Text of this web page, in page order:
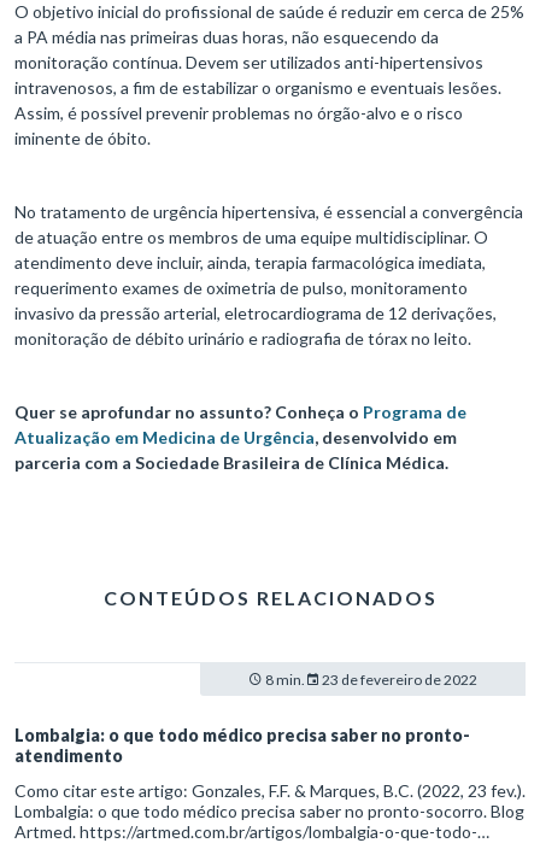
O objetivo inicial do profissional de saúde é reduzir em cerca de 25%
a PA média nas primeiras duas horas, não esquecendo da
monitoração contínua. Devem ser utilizados anti-hipertensivos
intravenosos, a fim de estabilizar o organismo e eventuais lesões.
Assim, é possível prevenir problemas no órgão-alvo e o risco
iminente de óbito.
No tratamento de urgência hipertensiva, é essencial a convergência
de atuação entre os membros de uma equipe multidisciplinar. O
atendimento deve incluir, ainda, terapia farmacológica imediata,
requerimento exames de oximetria de pulso, monitoramento
invasivo da pressão arterial, eletrocardiograma de 12 derivações,
monitoração de débito urinário e radiografia de tórax no leito.
Quer se aprofundar no assunto? Conheça o Programa de
Atualização em Medicina de Urgência, desenvolvido em
parceria com a Sociedade Brasileira de Clínica Médica.
CONTEÚDOS RELACIONADOS
8 min. 23 de fevereiro de 2022
Lombalgia: o que todo médico precisa saber no pronto-
atendimento
Como citar este artigo: Gonzales, F.F. & Marques, B.C. (2022, 23 fev.).
Lombalgia: o que todo médico precisa saber no pronto-socorro. Blog
Artmed. https://artmed.com.br/artigos/lombalgia-o-que-todo-